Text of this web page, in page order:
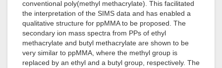
conventional poly(methyl methacrylate). This facilitated
the interpretation of the SIMS data and has enabled a
qualitative structure for ppMMA to be proposed. The
secondary ion mass spectra from PPs of ethyl
methacrylate and butyl methacrylate are shown to be
very similar to ppMMA, where the methyl group is
replaced by an ethyl and a butyl group, respectively. The